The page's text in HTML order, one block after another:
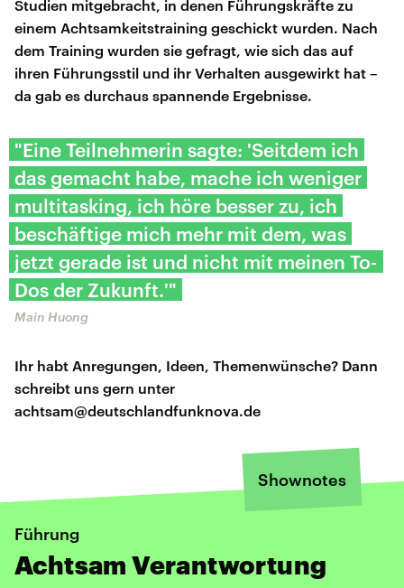
Studien mitgebracht, in denen Führungskräfte zu
einem Achtsamkeitstraining geschickt wurden. Nach
dem Training wurden sie gefragt, wie sich das auf
ihren Führungsstil und ihr Verhalten ausgewirkt hat –
da gab es durchaus spannende Ergebnisse.
"Eine Teilnehmerin sagte: 'Seitdem ich
das gemacht habe, mache ich weniger
multitasking, ich höre besser zu, ich
beschäftige mich mehr mit dem, was
jetzt gerade ist und nicht mit meinen To-
Dos der Zukunft.'"
Main Huong
Ihr habt Anregungen, Ideen, Themenwünsche? Dann
schreibt uns gern unter
achtsam@deutschlandfunknova.de
Shownotes
Führung
Achtsam Verantwortung